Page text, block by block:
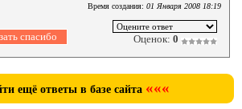
Время создания: 01 Января 2008 18:19
Оценок: 0
ещё ответы в базе сайта «««